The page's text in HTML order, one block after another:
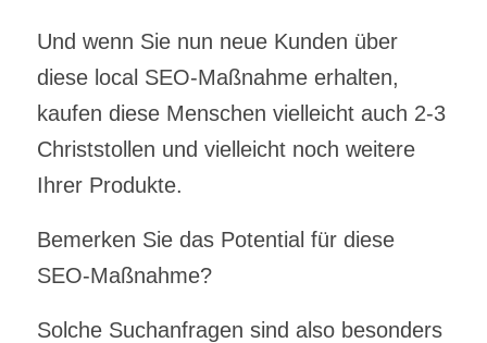
Und wenn Sie nun neue Kunden über
diese local SEO-Maßnahme erhalten,
kaufen diese Menschen vielleicht auch 2-3
Christstollen und vielleicht noch weitere
Ihrer Produkte.
Bemerken Sie das Potential für diese
SEO-Maßnahme?
Solche Suchanfragen sind also besonders